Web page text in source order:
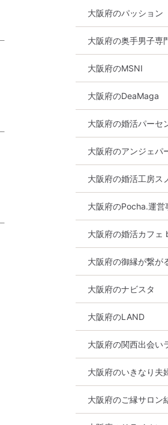
大阪府のパッション
大阪府の奥手男子専
大阪府のMSNI
大阪府のDeaMaga
大阪府の婚活パーセ
大阪府のアンジェパ
大阪府の婚活工房ス
大阪府のPocha.運営
大阪府の婚活カフェ
大阪府の御縁が繋
大阪府のナビスタ
大阪府のLAND
大阪府の関西出会い
大阪府のいきなり夫
大阪府のご縁サロン